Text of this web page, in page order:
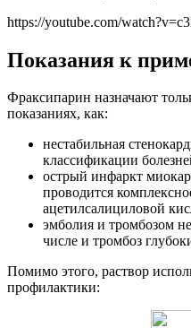
https://youtube.com/
Показания к
Фраксипарин назначают
показаниях, как:
нестабильная
классификации
острый инфаркт
проводится
ацетилсалициловой
эмболия и тромбозом
числе и тромбоз
Помимо этого, раствор
профилактики: